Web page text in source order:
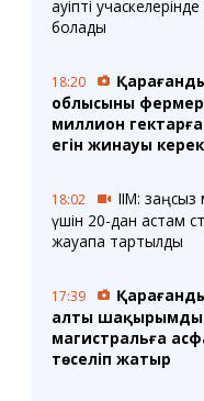
қауіпті
болады
18:20
облысының
миллион
егін жинауы керек
18:02
ІІМ:
үшін 20-дан астам
жауапқа тартылды
17:39
алты
магистральға
төселіп жатыр